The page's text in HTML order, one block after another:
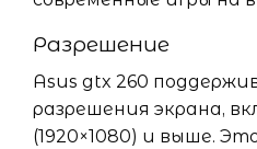
Разрешение
Asus gtx 260
разрешения экрана,
(1920×1080) и выше.